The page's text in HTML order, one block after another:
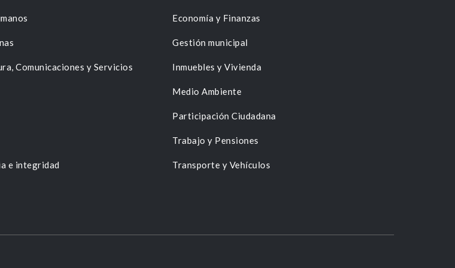
Economía y Finanzas
Gestión municipal
Comunicaciones y Servicios
Inmuebles y Vivienda
Medio Ambiente
Participación Ciudadana
Trabajo y Pensiones
e integridad Transporte y Vehículos